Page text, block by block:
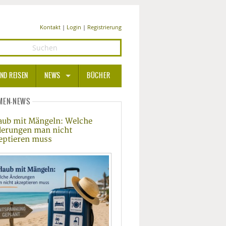
Kontakt| Login | Registrierung
REISEN NEWS
MEDIZIN UND PHARMA
BEAUTY UND PFLEGE
SPORT UND FITNESS
WELLNESS UND REISEN
BÜCHER
NEWS
mit Mängeln: Welche
man nicht
muss